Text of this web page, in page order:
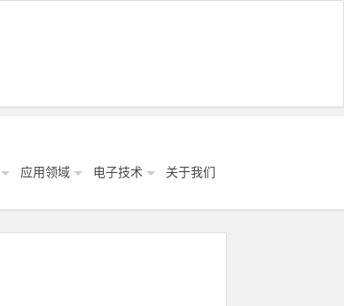
应用领域 电子技术 关于我们